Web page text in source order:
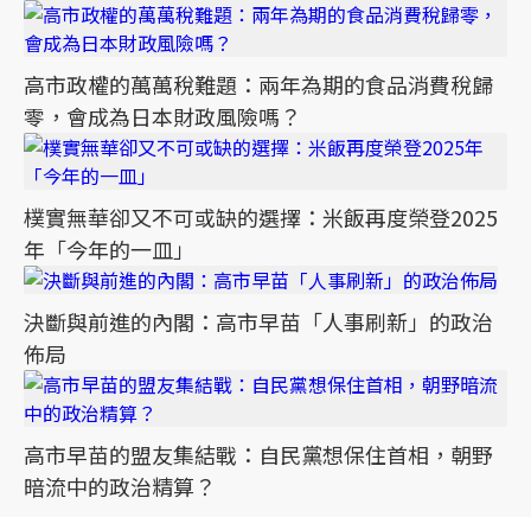
高市政權的萬萬稅難題：兩年為期的食品消費稅歸
零，會成為日本財政風險嗎？
樸實無華卻又不可或缺的選擇：米飯再度榮登2025
年「今年的一皿」
決斷與前進的內閣：高市早苗「人事刷新」的政治
佈局
高市早苗的盟友集結戰：自民黨想保住首相，朝野
暗流中的政治精算？